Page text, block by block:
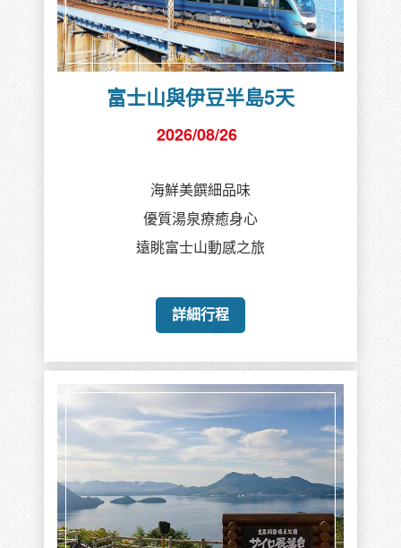
富士山與伊豆半島5天
2026/08/26
海鮮美饌細品味
優質湯泉療癒身心
遠眺富士山動感之旅
詳細行程